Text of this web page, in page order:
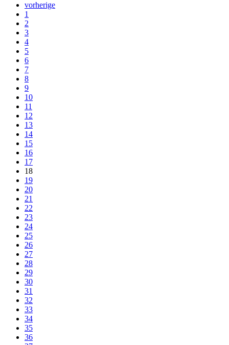
vorherige
1
2
3
4
5
6
7
8
9
10
11
12
13
14
15
16
17
18
19
20
21
22
23
24
25
26
27
28
29
30
31
32
33
34
35
36